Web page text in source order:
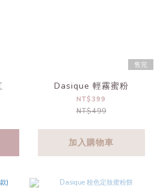
售完
Dasique 輕霧蜜粉
NT$399
NT$499
加入購物車